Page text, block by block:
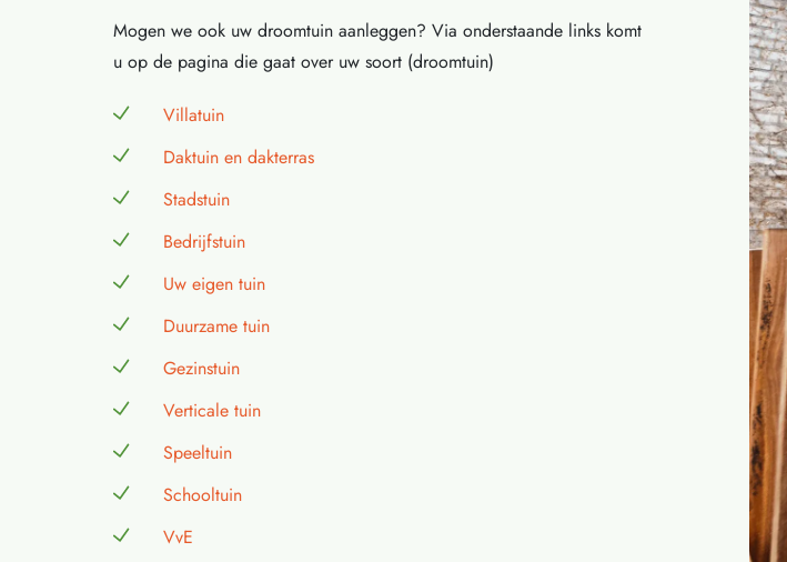
Mogen we ook uw droomtuin aanleggen? Via onderstaande links komt
u op de pagina die gaat over uw soort (droomtuin)
Villatuin
Daktuin en dakterras
Stadstuin
Bedrijfstuin
Uw eigen tuin
Duurzame tuin
Gezinstuin
Verticale tuin
Speeltuin
Schooltuin
VvE